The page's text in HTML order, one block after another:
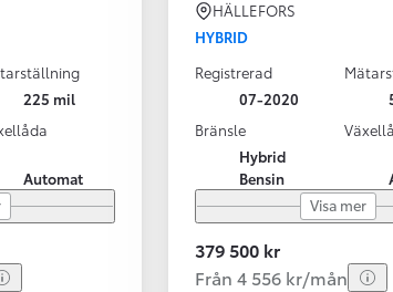
225 mil
Automat
HÄLLEFORS
HYBRID
Registrerad
07-2020
Bränsle
Hybrid
Bensin
Visa mer
379 500 kr
Från 4 556 kr/mån